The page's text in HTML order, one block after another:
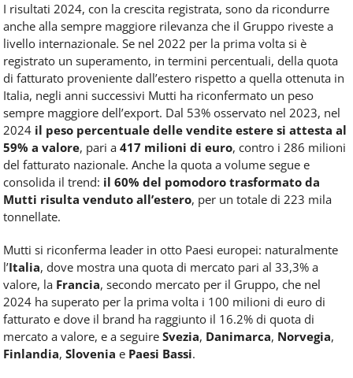
I risultati 2024, con la crescita registrata, sono da ricondurre
anche alla sempre maggiore rilevanza che il Gruppo riveste a
livello internazionale. Se nel 2022 per la prima volta si è
registrato un superamento, in termini percentuali, della quota
di fatturato proveniente dall’estero rispetto a quella ottenuta in
Italia, negli anni successivi Mutti ha riconfermato un peso
sempre maggiore dell’export. Dal 53% osservato nel 2023, nel
2024 il peso percentuale delle vendite estere si attesta al
59% a valore, pari a 417 milioni di euro, contro i 286 milioni
del fatturato nazionale. Anche la quota a volume segue e
consolida il trend: il 60% del pomodoro trasformato da
Mutti risulta venduto all’estero, per un totale di 223 mila
tonnellate.
Mutti si riconferma leader in otto Paesi europei: naturalmente
l’Italia, dove mostra una quota di mercato pari al 33,3% a
valore, la Francia, secondo mercato per il Gruppo, che nel
2024 ha superato per la prima volta i 100 milioni di euro di
fatturato e dove il brand ha raggiunto il 16.2% di quota di
mercato a valore, e a seguire Svezia, Danimarca, Norvegia,
Finlandia, Slovenia e Paesi Bassi.